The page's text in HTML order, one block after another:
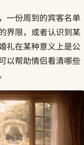
一份周到的宾客名单
界限，或者认识到某
礼在某种意义上是公
以帮助情侣看清哪些